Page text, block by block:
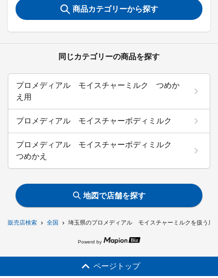
販売店検索 全国 埼玉県のプロメディアル モイスチャーミルクを扱う店
商品カテゴリーから探す
同じカテゴリーの商品を探す
プロメディアル モイスチャーミルク つめか
え用
プロメディアル モイスチャーボディミルク
プロメディアル モイスチャーボディミルク
つめかえ
地図で店舗を探す
Powerd by
ページトップ